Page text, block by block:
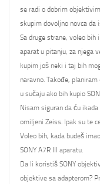
se radi o dobrim
skupim dovoljno novca da
Sa druge strane, voleo
aparat u pitanju, za njega
kupim još neki i taj bih
naravno. Takođe,
u sučaju ako bih kupio
Nisam siguran da ću
omiljeni Zeiss. Ipak su te
Voleo bih, kada budeš
SONY A7R III aparatu.
Da li koristiš SONY
objektive sa adapterom?